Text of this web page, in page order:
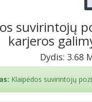
suvirintojų
karjeros
Dydis: 3.68
Klaipėdos suvirintojų